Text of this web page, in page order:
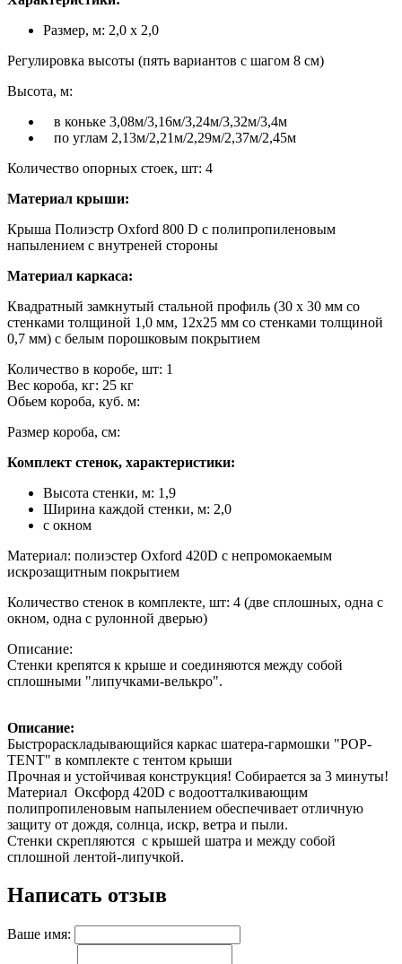
Размер, м: 2,0 х 2,0
Регулировка высоты (пять вариантов с шагом 8 см)
Высота, м:
в коньке 3,08м/3,16м/3,24м/3,32м/3,4м
по углам 2,13м/2,21м/2,29м/2,37м/2,45м
Количество опорных стоек, шт: 4
Материал крыши:
Крыша Полиэстр Oxford 800 D с полипропиленовым
напылением с внутреней стороны
Материал каркаса:
Квадратный замкнутый стальной профиль (30 х 30 мм со
стенками толщиной 1,0 мм, 12x25 мм со стенками толщиной
0,7 мм) с белым порошковым покрытием
Количество в коробе, шт: 1
Вес короба, кг: 25 кг
Обьем короба, куб. м:
Размер короба, см:
Комплект стенок, характеристики:
Высота стенки, м: 1,9
Ширина каждой стенки, м: 2,0
с окном
Материал: полиэстер Oxford 420D с непромокаемым
искрозащитным покрытием
Количество стенок в комплекте, шт: 4 (две сплошных, одна с
окном, одна с рулонной дверью)
Описание:
Стенки крепятся к крыше и соединяются между собой
сплошными "липучками-велькро".
Описание:
Быстрораскладывающийся каркас шатера-гармошки "POP-
TENT" в комплекте с тентом крыши
Прочная и устойчивая конструкция! Собирается за 3 минуты!
Материал Оксфорд 420D с водоотталкивающим
полипропиленовым напылением обеспечивает отличную
защиту от дождя, солнца, искр, ветра и пыли.
Стенки скрепляются с крышей шатра и между собой
сплошной лентой-липучкой.
Написать отзыв
Ваше имя: